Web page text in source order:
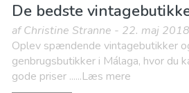
De bedste
af Christine Stranne - 22. maj 2018
Oplev spændende vintagebutikker
genbrugsbutikker i Málaga, hvor du
gode priser ......Læs mere